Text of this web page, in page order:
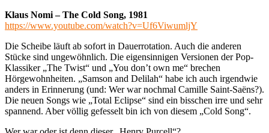
Klaus Nomi – The Cold Song, 1981
https://www.youtube.com/watch?v=Uf6ViwumljY
Die Scheibe läuft ab sofort in Dauerrotation. Auch die anderen
Stücke sind ungewöhnlich. Die eigensinnigen Versionen der Pop-
Klassiker „The Twist“ und „You don’t own me“ brechen
Hörgewohnheiten. „Samson and Delilah“ habe ich auch irgendwie
anders in Erinnerung (und: Wer war nochmal Camille Saint-Saëns?).
Die neuen Songs wie „Total Eclipse“ sind ein bisschen irre und sehr
spannend. Aber völlig gefesselt bin ich von diesem „Cold Song“.